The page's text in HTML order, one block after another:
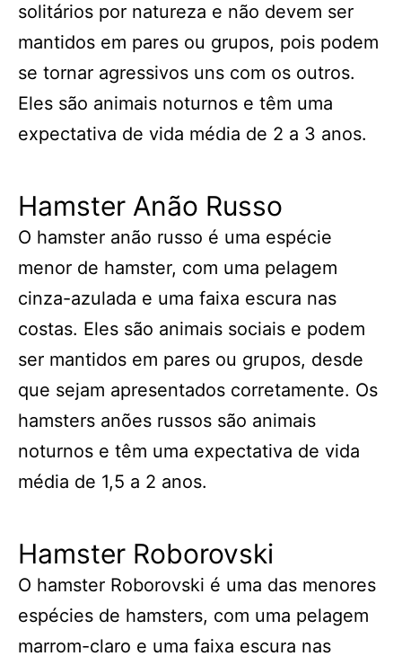
solitários por natureza e não devem ser
mantidos em pares ou grupos, pois podem
se tornar agressivos uns com os outros.
Eles são animais noturnos e têm uma
expectativa de vida média de 2 a 3 anos.
Hamster Anão Russo
O hamster anão russo é uma espécie
menor de hamster, com uma pelagem
cinza-azulada e uma faixa escura nas
costas. Eles são animais sociais e podem
ser mantidos em pares ou grupos, desde
que sejam apresentados corretamente. Os
hamsters anões russos são animais
noturnos e têm uma expectativa de vida
média de 1,5 a 2 anos.
Hamster Roborovski
O hamster Roborovski é uma das menores
espécies de hamsters, com uma pelagem
marrom-claro e uma faixa escura nas